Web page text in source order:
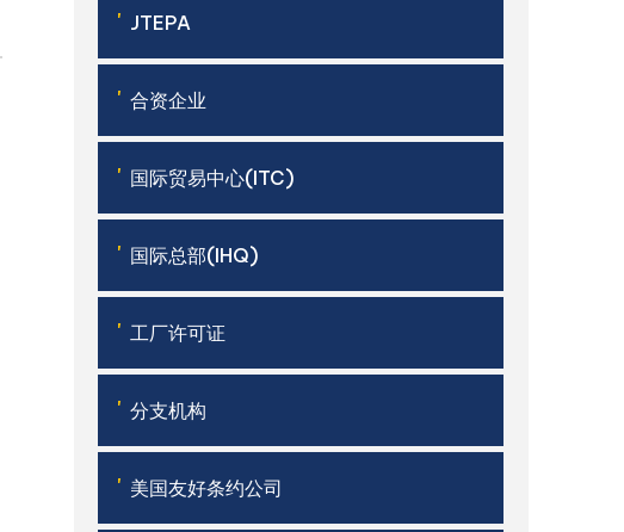
' JTEPA
' 合资企业
' 国际贸易中心(ITC)
' 国际总部(IHQ)
' 工厂许可证
' 分支机构
' 美国友好条约公司